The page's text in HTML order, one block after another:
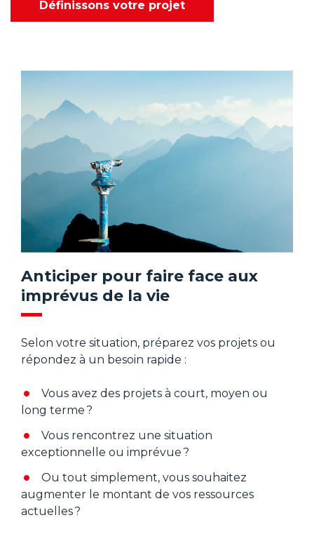
Définissons votre projet
Anticiper pour faire face aux
imprévus de la vie
Selon votre situation, préparez vos projets ou
répondez à un besoin rapide :
Vous avez des projets à court, moyen ou
long terme ?
Vous rencontrez une situation
exceptionnelle ou imprévue ?
Ou tout simplement, vous souhaitez
augmenter le montant de vos ressources
actuelles ?